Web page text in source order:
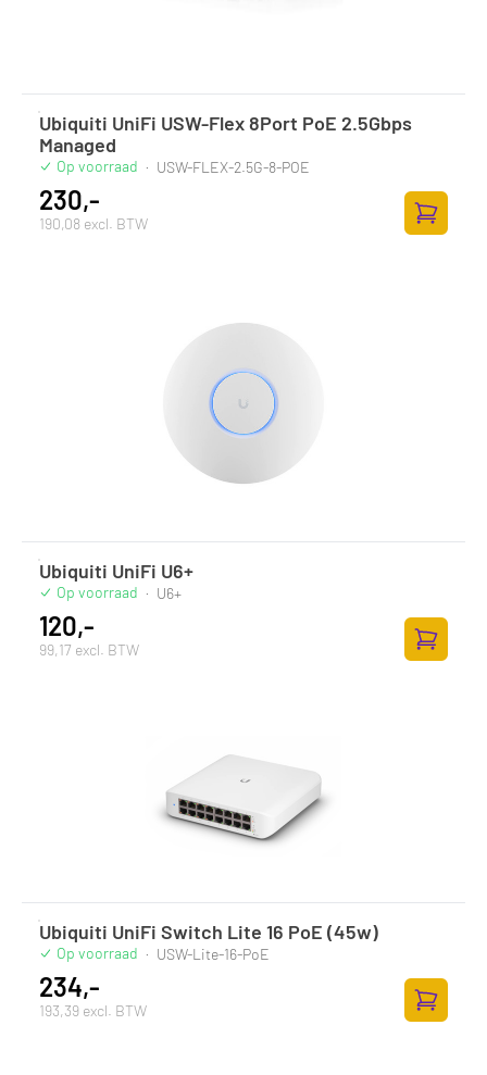
Ubiquiti UniFi USW-Flex 8Port PoE 2.5Gbps
Managed
Op voorraad · USW-FLEX-2.5G-8-POE
230,-
190,08 excl. BTW
Ubiquiti UniFi U6+
Op voorraad · U6+
120,-
99,17 excl. BTW
Ubiquiti UniFi Switch Lite 16 PoE (45w)
Op voorraad · USW-Lite-16-PoE
234,-
193,39 excl. BTW